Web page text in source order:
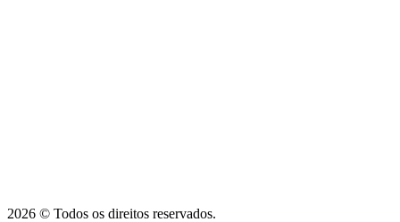
2026 © Todos os direitos reservados.